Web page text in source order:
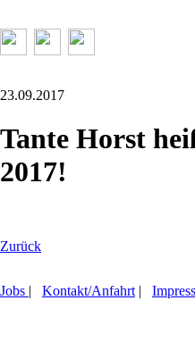
23.09.2017
Tante Horst
2017!
Zurück
Jobs | Kontakt/Anfahrt |